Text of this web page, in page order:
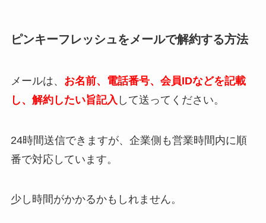
ピンキーフレッシュをメールで解約する方法
メールは、 お名前、電話番号、会員IDなどを記載
し、解約したい旨記入 して送ってください。
24時間送信できますが、企業側も営業時間内に順
番で対応しています。
少し時間がかかるかもしれません。